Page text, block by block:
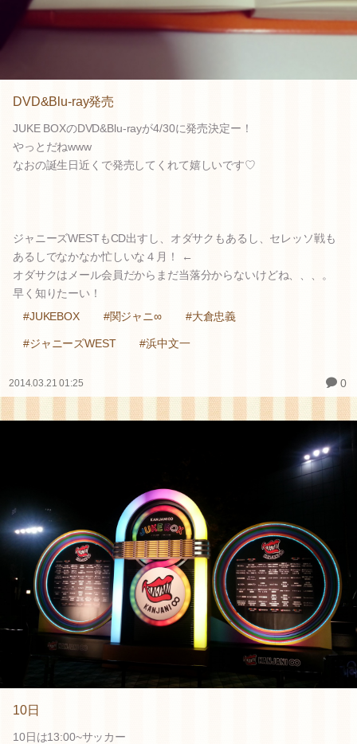
DVD&Blu-ray発売
JUKE BOXのDVD&Blu-rayが4/30に発売決定ー！
やっとだねwww
なおの誕生日近くで発売してくれて嬉しいです♡
ジャニーズWESTもCD出すし、オダサクもあるし、セレッソ戦も
あるしでなかなか忙しいな４月！ ←
オダサクはメール会員だからまだ当落分からないけどね、、、。
早く知りたーい！
#JUKEBOX
#関ジャニ∞ #大倉忠義
#ジャニーズWEST #浜中文一
2014.03.21 01:25 0
10日
10日は13:00~サッカー